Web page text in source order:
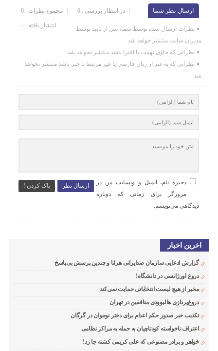
ارسال نظر شما مجموع نظرات : 0 در انتظار بررسی : 0
انتشار یافته : ۰
نظرات ارسال شده توسط شما، پس از تایید توسط
مدیران سایت منتشر خواهد شد.
نظراتی که حاوی تهمت یا افترا باشد منتشر نخواهد شد.
نظراتی که به غیر از زبان فارسی یا غیر مرتبط با خبر باشد منتشر نخواهد
شد.
ارسال نظر پاک کردن !
ذخیره نام، ایمیل و وبسایت من در
مرورگر برای زمانی که دوباره
دیدگاهی می‌نویسم.
اخرین اخبار
گزارش ادعایی سازمان ضدایرانی هرانا و چندین پرسش بی‌پاسخ
دروغ اورژانسی در دانشگاه!
مخبر از هیچ لیست انتخاباتی حمایت نمی‌کند
دروغ‌پردازی هالیوودی منافقین در تهران
تکذیب خبر صدور حکم اعدام برای دختر نوجوان در گرگان
اعتراف ناخواسته کودتاچیان به حمله به مراکز نظامی
خواهر و برادر مصنوعی که علی کریمی کشته جا زد!